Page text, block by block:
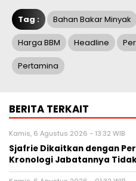
Tag : Bahan Bakar Minyak
Harga BBM Headline
Pertamina
BERITA TERKAIT
Kamis, 6 Agustus 2026 - 13:32 WIB
Sjafrie Dikaitkan dengan
Kronologi Jabatannya